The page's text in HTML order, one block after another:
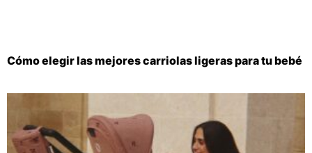
Cómo elegir las mejores carriolas ligeras para tu bebé